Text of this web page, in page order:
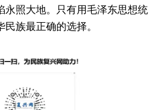
永照大地。只有用毛泽东思想统
族最正确的选择。